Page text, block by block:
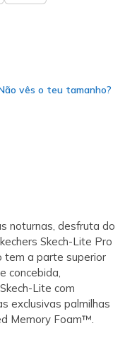
vês o teu tamanho?
noturnas, desfruta do
Skech-Lite Pro
tem a parte superior
concebida,
Lite com
exclusivas palmilhas
Memory Foam™.